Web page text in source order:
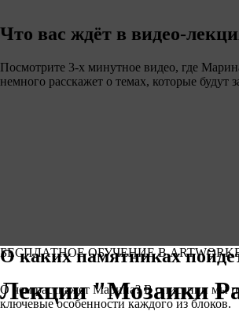
БЕСПЛАТНОЕ ОБУЧЕНИЕ В
Лекции "Мозаики
Что вас ждёт в видео-
Посмотрите 3-х минутное видео, где
немного расскажет о темах, которые будут
О каких памятниках
О чем расскажет Марина? В описании мы
ключевые особенности каждого из блоков.